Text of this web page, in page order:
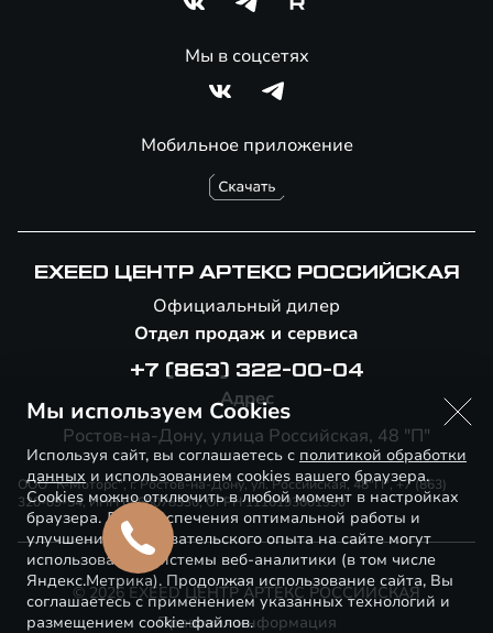
Мобильное приложение
Мы в соцсетях
EXEED ЦЕНТР АРТЕКС РОССИЙСКАЯ
Официальный дилер
Отдел продаж и сервиса
+7 (863) 322-00-04
Адрес
Ростов-на-Дону, улица Российская, 48 "П"
ООО "К-Моторс", г. Ростов-на-Дону, ул. Российская, 48"П", +7 (863)
320-09-54, ИНН 6166078330, ОГРН 1116193001990
© 2026 EXEED ЦЕНТР АРТЕКС РОССИЙСКАЯ
Правовая информация
Мы используем Cookies
Используя сайт, вы соглашаетесь с политикой обработки
данных и использованием cookies вашего браузера.
Cookies можно отключить в любой момент в настройках
браузера. Для обеспечения оптимальной работы и
улучшения пользовательского опыта на сайте могут
использоваться системы веб-аналитики (в том числе
Яндекс.Метрика). Продолжая использование сайта, Вы
соглашаетесь с применением указанных технологий и
размещением cookie-файлов.